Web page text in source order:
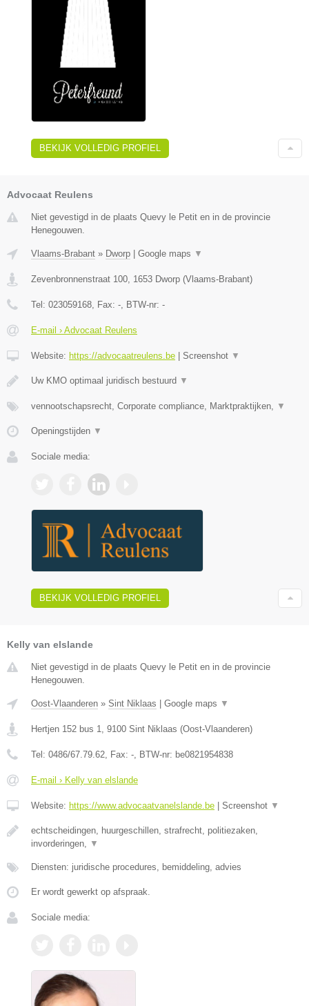
BEKIJK VOLLEDIG PROFIEL
Advocaat Reulens
Niet gevestigd in de plaats Quevy le Petit en in de provincie
Henegouwen.
Vlaams-Brabant » Dworp Google maps ▼
Zevenbronnenstraat 100 1653 Dworp (Vlaams-Brabant)
Tel: 023059168 , Fax: - , BTW-nr: -
E-mail › Advocaat Reulens
Website: https://advocaatreulens.be Screenshot ▼
Uw KMO optimaal juridisch bestuurd ▼
vennootschapsrecht, Corporate compliance, Marktpraktijken, ▼
Openingstijden ▼
Sociale media:
BEKIJK VOLLEDIG PROFIEL
Kelly van elslande
Niet gevestigd in de plaats Quevy le Petit en in de provincie
Henegouwen.
Oost-Vlaanderen » Sint Niklaas Google maps ▼
Hertjen 152 bus 1, 9100 Sint Niklaas (Oost-Vlaanderen)
Tel: 0486/67.79.62, Fax: -, BTW-nr: be0821954838
E-mail › Kelly van elslande
Website: https://www.advocaatvanelslande.be Screenshot ▼
echtscheidingen, huurgeschillen, strafrecht, politiezaken,
invorderingen, ▼
Diensten: juridische procedures, bemiddeling, advies
Er wordt gewerkt op afspraak.
Sociale media: